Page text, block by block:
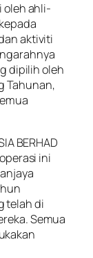
oleh ahli-
aktiviti
dipilih oleh
Tahunan,
BERHAD
ini
telah di
Semua